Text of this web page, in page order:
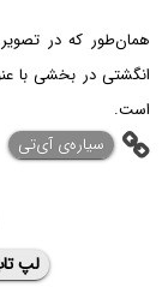
همان‌طور که در
انگشتی در بخشی با
است.
سیاره‌ی ‌آی‌تی
لپ